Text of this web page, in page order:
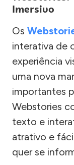
Imersivo
Os
interativa de
experiência
uma nova
importantes
Webstories
texto e
atrativo e
quer se